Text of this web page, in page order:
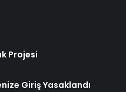
Projesi
Giriş Yasaklandı